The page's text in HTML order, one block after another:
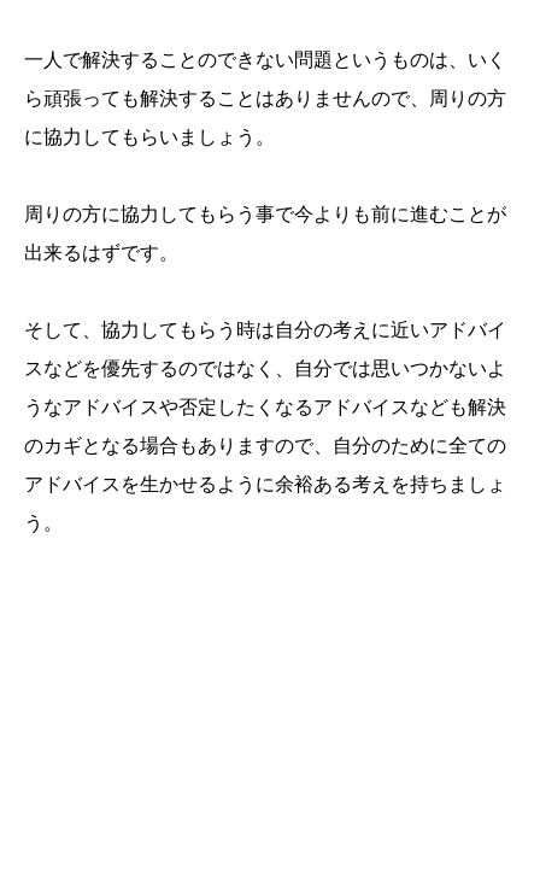
一人で解決することのできない問題というものは、いく
ら頑張っても解決することはありませんので、周りの方
に協力してもらいましょう。
周りの方に協力してもらう事で今よりも前に進むことが
出来るはずです。
そして、協力してもらう時は自分の考えに近いアドバイ
スなどを優先するのではなく、自分では思いつかないよ
うなアドバイスや否定したくなるアドバイスなども解決
のカギとなる場合もありますので、自分のために全ての
アドバイスを生かせるように余裕ある考えを持ちましょ
う。